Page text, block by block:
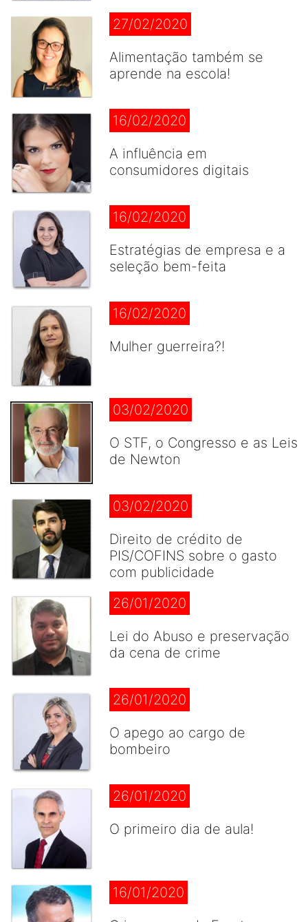
27/02/2020
Alimentação também se
aprende na escola!
16/02/2020
A influência em
consumidores digitais
16/02/2020
Estratégias de empresa e a
seleção bem-feita
16/02/2020
Mulher guerreira?!
03/02/2020
O STF, o Congresso e as Leis
de Newton
03/02/2020
Direito de crédito de
PIS/COFINS sobre o gasto
com publicidade
26/01/2020
Lei do Abuso e preservação
da cena de crime
26/01/2020
O apego ao cargo de
bombeiro
26/01/2020
O primeiro dia de aula!
16/01/2020